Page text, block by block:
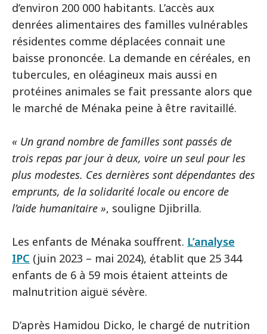
d’environ 200 000 habitants. L’accès aux
denrées alimentaires des familles vulnérables
résidentes comme déplacées connait une
baisse prononcée. La demande en céréales, en
tubercules, en oléagineux mais aussi en
protéines animales se fait pressante alors que
le marché de Ménaka peine à être ravitaillé.
« Un grand nombre de familles sont passés de
trois repas par jour à deux, voire un seul pour les
plus modestes. Ces dernières sont dépendantes des
emprunts, de la solidarité locale ou encore de
l’aide humanitaire », souligne Djibrilla.
Les enfants de Ménaka souffrent. L’analyse
IPC (juin 2023 – mai 2024), établit que 25 344
enfants de 6 à 59 mois étaient atteints de
malnutrition aiguë sévère.
D’après Hamidou Dicko, le chargé de nutrition